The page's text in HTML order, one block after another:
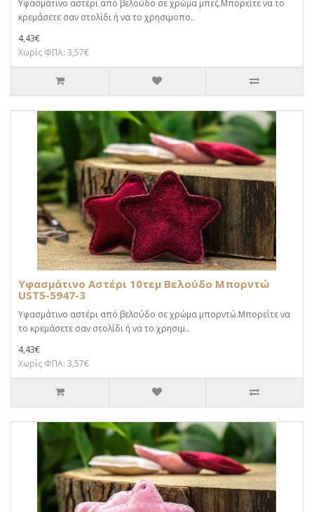
Υφασμάτινο αστέρι από βελούδο σε χρώμα μπεζ.Μπορείτε να το
κρεμάσετε σαν στολίδι ή να το χρησιμοπο..
4,43€
Χωρίς ΦΠΑ: 3,57€
Υφασμάτινο Αστέρι 10τεμ Βελούδο Μπορντώ
UST5-5947-3
Υφασμάτινο αστέρι από βελούδο σε χρώμα μπορντώ.Μπορείτε να
το κρεμάσετε σαν στολίδι ή να το χρησιμ..
4,43€
Χωρίς ΦΠΑ: 3,57€